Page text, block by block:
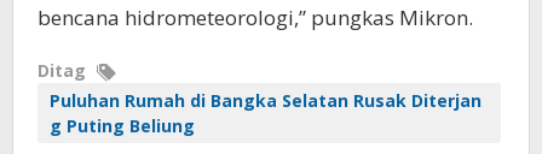
bencana hidrometeorologi,” pungkas Mikron.
Ditag
Puluhan Rumah di Bangka Selatan Rusak Diterjan
g Puting Beliung